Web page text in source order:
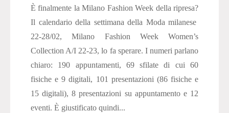
È finalmente la Milano Fashion Week della ripresa?
Il calendario della settimana della Moda milanese
22-28/02, Milano Fashion Week Women’s
Collection A/I 22-23, lo fa sperare. I numeri parlano
chiaro: 190 appuntamenti, 69 sfilate di cui 60
fisiche e 9 digitali, 101 presentazioni (86 fisiche e
15 digitali), 8 presentazioni su appuntamento e 12
eventi. È giustificato quindi...